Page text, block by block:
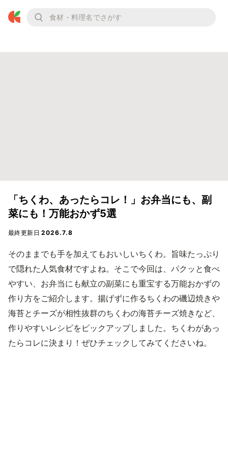
「ちくわ、あったらコレ！」お弁当にも、副
菜にも！万能おかず5選
最終更新日2026.7.8
そのままでも手を加えてもおいしいちくわ。旨味たっぷり
で隠れた人気食材ですよね。そこで今回は、パクッと食べ
やすい、お弁当にも献立の副菜にも重宝する万能おかずの
作り方をご紹介します。揚げずに作るちくわの磯辺焼きや
海苔とチーズが相性抜群のちくわの海苔チーズ焼きなど、
作りやすいレシピをピックアップしました。ちくわがあっ
たらコレに決まり！ぜひチェックしてみてくださいね。